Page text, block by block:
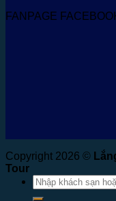
FANPAGE
Copyright 2026 ©
Tour
Tìm
kiếm: